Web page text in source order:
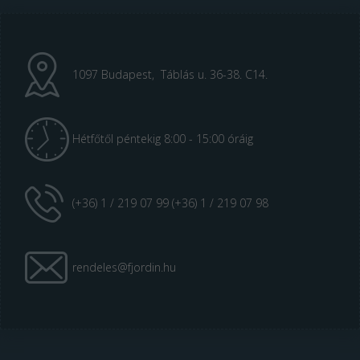
1097 Budapest, Táblás u. 36-38. C14.
Hétfőtől péntekig 8:00 - 15:00 óráig
(+36) 1 / 219 07 99 (+36) 1 / 219 07 98
rendeles@fjordin.hu